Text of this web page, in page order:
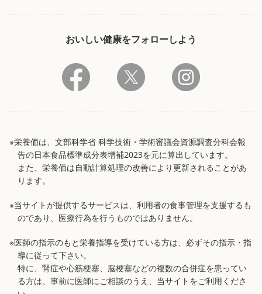
おいしい健康をフォローしよう
※栄養価は、文部科学省 科学技術・学術審議会資源調査分科会報
告の日本食品標準成分表増補2023を元に算出しています。
また、栄養価は自動計算処理の改善により更新されることがあ
ります。
※当サイトが提供するサービスは、利用者の食事管理を支援するも
のであり、医療行為を行うものではありません。
※医師の指示のもと栄養指導を受けている方は、必ずその指示・指
導に従って下さい。
特に、腎症や心筋梗塞、脳梗塞などの複数の合併症を患ってい
る方は、事前に医師にご相談のうえ、当サイトをご利用くださ